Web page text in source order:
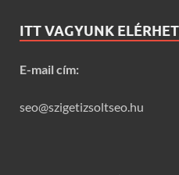
ITT VAGYUNK
E-mail cím:
seo@szigetizsoltseo.hu